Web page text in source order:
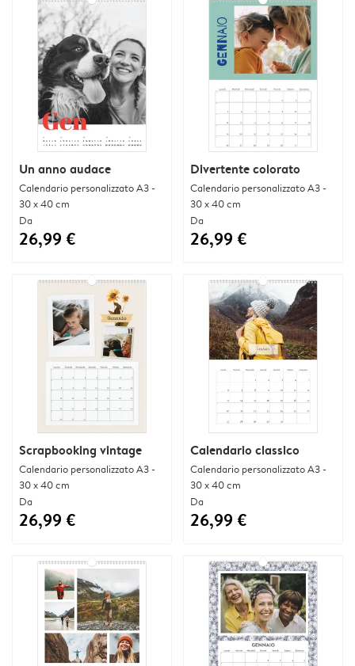
Un anno audace
Calendario personalizzato A3 -
30 x 40 cm
Da
26,99 €
Divertente colorato
Calendario personalizzato A3 -
30 x 40 cm
Da
26,99 €
Scrapbooking vintage
Calendario personalizzato A3 -
30 x 40 cm
Da
26,99 €
Calendario classico
Calendario personalizzato A3 -
30 x 40 cm
Da
26,99 €